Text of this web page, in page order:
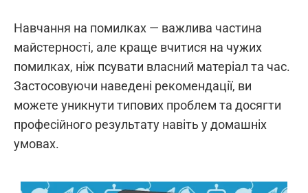
Навчання на помилках — важлива частина
майстерності, але краще вчитися на чужих
помилках, ніж псувати власний матеріал та час.
Застосовуючи наведені рекомендації, ви
можете уникнути типових проблем та досягти
професійного результату навіть у домашніх
умовах.